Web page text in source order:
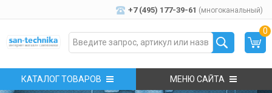
+7 (495) 177-39-61 (многоканальный)
0
КАТАЛОГ ТОВАРОВ МЕНЮ САЙТА